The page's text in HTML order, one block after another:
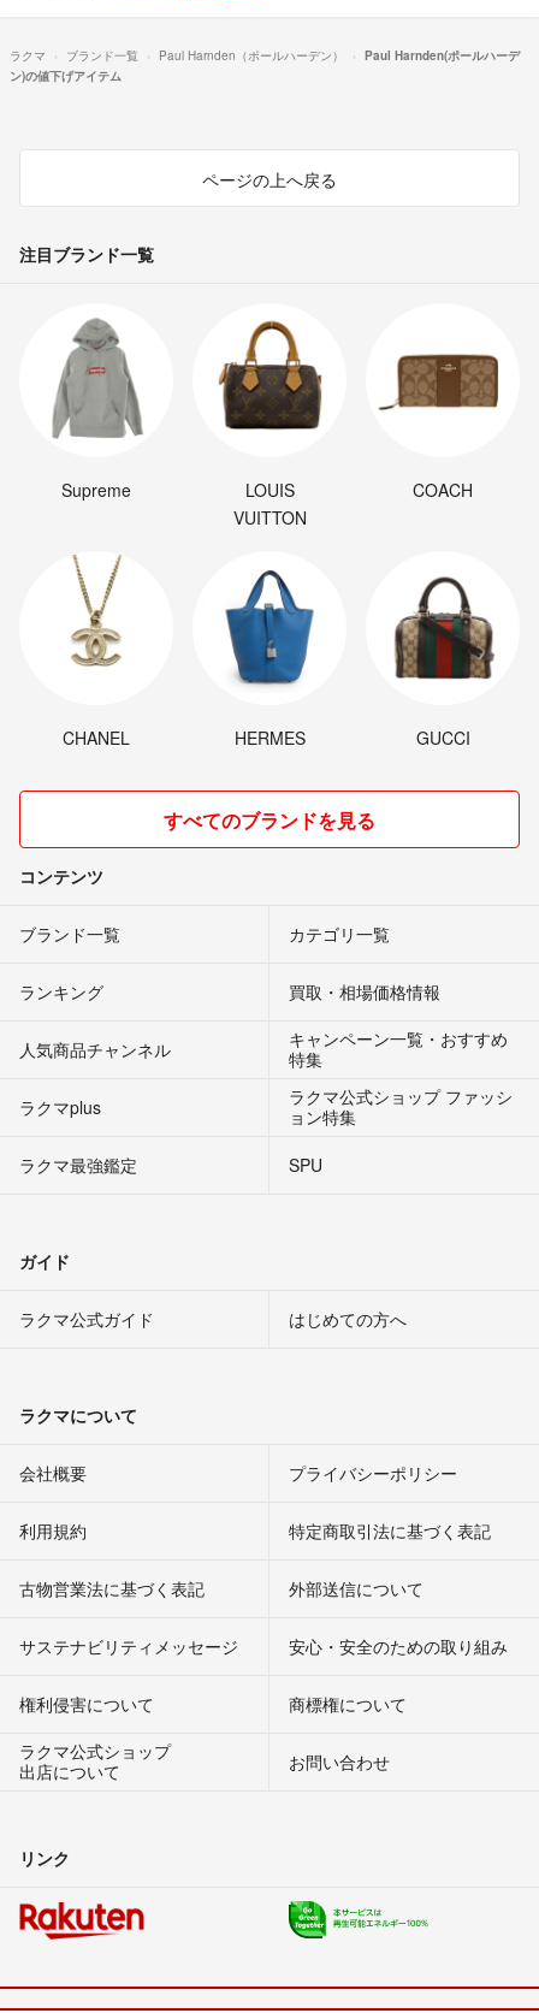
ラクマ ブランド一覧 Paul Harnden（ポールハーデン）
Paul Harnden(ポールハーデ
ン)の値下げアイテム
ページの上へ戻る
注目ブランド一覧
Supreme
LOUIS
VUITTON
COACH
CHANEL HERMES GUCCI
すべてのブランドを見る
コンテンツ
ブランド一覧 カテゴリ一覧
ランキング 買取・相場価格情報
人気商品チャンネル
キャンペーン一覧・おすすめ
特集
ラクマplus
ラクマ公式ショップ ファッシ
ョン特集
ラクマ最強鑑定
SPU
ガイド
ラクマ公式ガイド はじめての方へ
ラクマについて
会社概要 プライバシーポリシー
利用規約 特定商取引法に基づく表記
古物営業法に基づく表記 外部送信について
サステナビリティメッセージ 安心・安全のための取り組み
権利侵害について
商標権について
ラクマ公式ショップ
出店について
お問い合わせ
リンク